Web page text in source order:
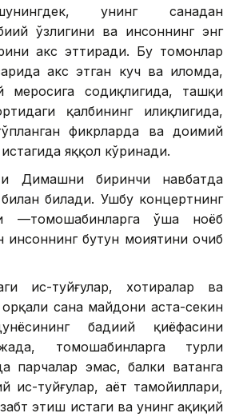
унинг саҳнадан
ўзлигини ва инсоннинг энг
акс эттиради. Бу томонлар
акс этган куч ва илҳомда,
меросига содиқлигида, ташқи
қалбининг илиқлигида,
фикрларда ва доимий
яққол кўринади.
Димашни биринчи навбатда
билади. Ушбу концертнинг
—томошабинларга ўша ноёб
инсоннинг бутун моҳиятини очиб
ҳис-туйғулар, хотиралар ва
орқали саҳна майдони аста-секин
бадиий қиёфасини
томошабинларга турли
парчалар эмас, балки ватанга
ҳис-туйғулар, ҳаёт тамойиллари,
этиш истаги ва унинг ҳақиқий